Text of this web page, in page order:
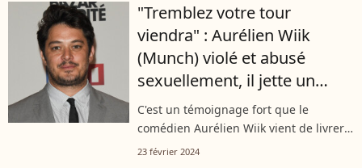
"Tremblez votre tour
viendra" : Aurélien Wiik
(Munch) violé et abusé
sexuellement, il jette un
pavé dans la mare
C'est un témoignage fort que le
comédien Aurélien Wiik vient de livrer :
en pleine seconde vague d'un
23 février 2024